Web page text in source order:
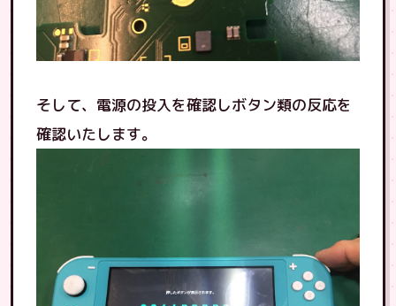
そして、電源の投入を確認しボタン類の反応を
確認いたします。